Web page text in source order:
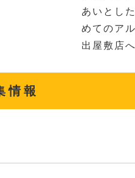
あいとし
めてのア
出屋敷店へ
情報